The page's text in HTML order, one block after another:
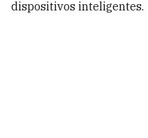
dispositivos inteligentes.